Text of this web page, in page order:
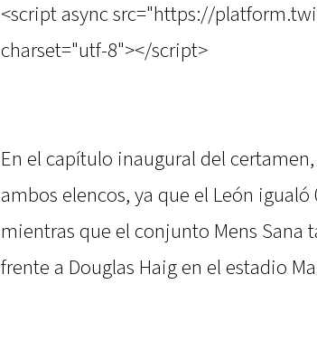
<script async src="https://
charset="utf-8"></script>
En el capítulo inaugural del
ambos elencos, ya que el León
mientras que el conjunto Mens Sana
frente a Douglas Haig en el estadio